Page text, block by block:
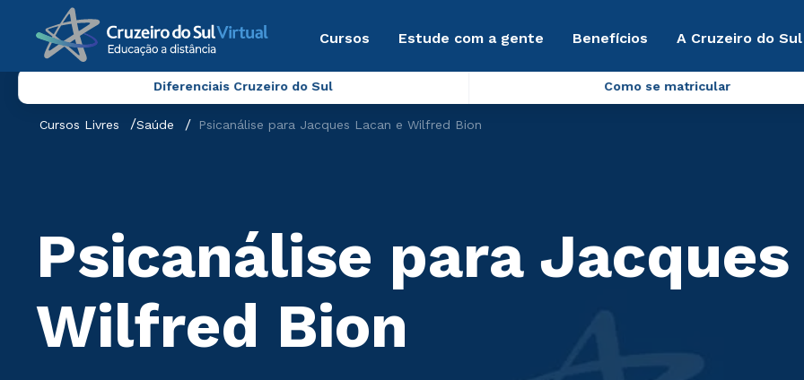
Cursos Estude com a gente Benefícios A Cruzeiro do
Diferenciais Cruzeiro do Sul Como se matricular
Cursos Livres Saúde Psicanálise para Jacques Lacan e Wilfred Bion
Psicanálise para
Wilfred Bion